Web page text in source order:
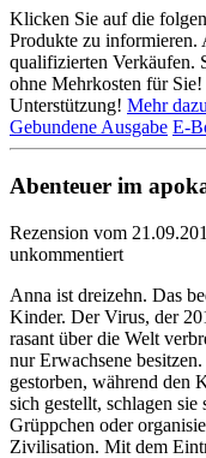
Klicken Sie auf die
Produkte zu informieren.
qualifizierten Verkäufen.
ohne Mehrkosten für
Unterstützung! Mehr
Gebundene Ausgabe E-
Abenteuer im
Rezension vom
unkommentiert
Anna ist dreizehn. Das
Kinder. Der Virus, der
rasant über die Welt
nur Erwachsene
gestorben, während den
sich gestellt, schlagen
Grüppchen oder
Zivili­sation. Mit dem